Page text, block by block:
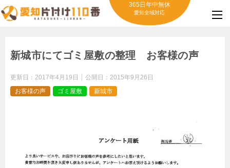
365日年中無休
愛知全域対応
新城市にてゴミ屋敷の整理 お客様の声
更新日： 2017年4月19日 公開日： 2015年9月26日
お客様の声
ゴミ屋敷 新城市